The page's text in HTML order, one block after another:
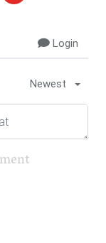
Login
Newest